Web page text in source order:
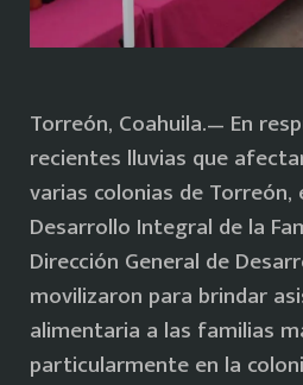
Torreón, Coahuila.— En
recientes lluvias que
varias colonias de Torreón,
Desarrollo Integral de la
Dirección General de
movilizaron para brindar
alimentaria a las familias
particularmente en la